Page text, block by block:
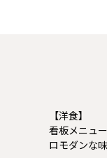
【洋食】
看板メニュ
ロモダンな